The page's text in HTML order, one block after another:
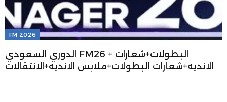
FM 2026
الدوري السعودي FM26 + البطولات+شعارات
الانديه+شعارات البطولات+ملابس الانديه+الانتقالات